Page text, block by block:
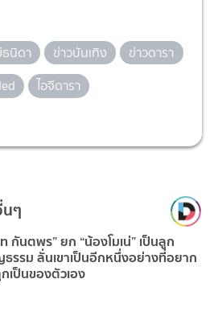
ธนิดา ข่าวบันเทิง
ข่าวดารา
ไอจีดารา
ๆ
กันตพร” ยก “น้องโมเน่” เป็นลูก
รรม ลั่นเขาเป็นอีกหนึ่งอย่างที่อยาก
เป็นของตัวเอง